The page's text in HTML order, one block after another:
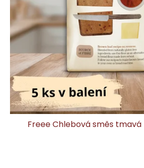
ůu
ů
Freee Chlebová směs tmavá